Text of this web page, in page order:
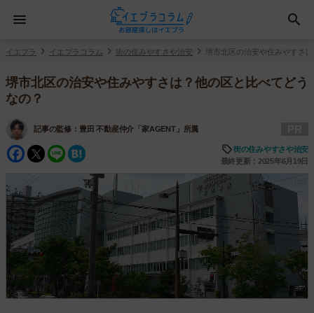
イエプラ イエプラコラム 街の住みやすさや治安 堺市北区の治安や住みやすさ
堺市北区の治安や住みやすさは？他の区と比べてどう
なの？
記事の監修： 豊田 不動産仲介「家AGENT」所属
Facebook
Twitter
Line
街の住みやすさや治安
最終更新：2025年6月19日